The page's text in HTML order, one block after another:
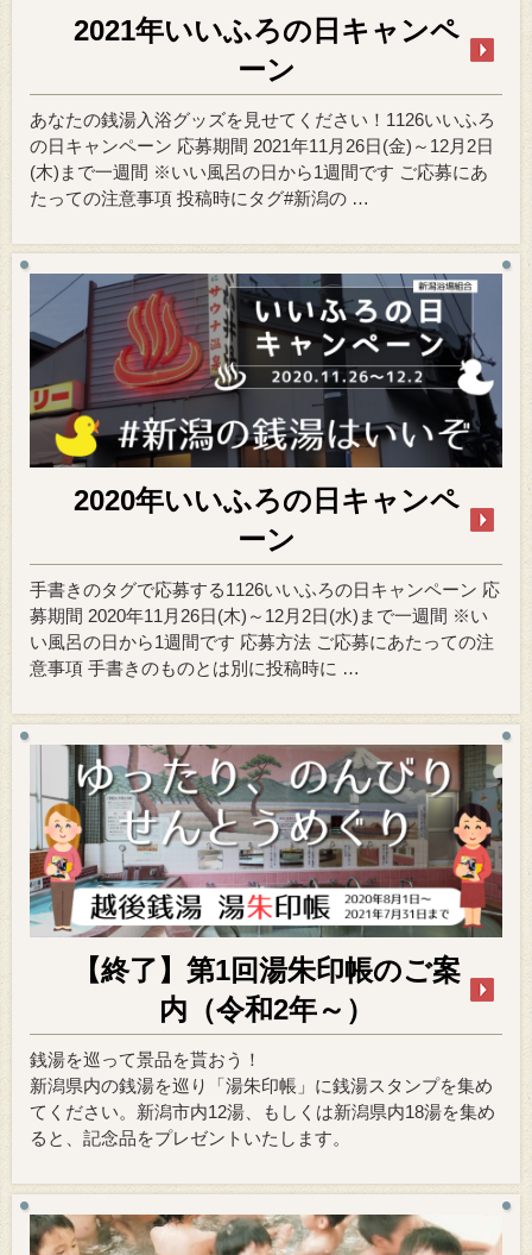
2021年いいふろの日キャンペ
ーン
あなたの銭湯入浴グッズを見せてください！1126いいふろ
の日キャンペーン 応募期間 2021年11月26日(金)～12月2日
(木)まで一週間 ※いい風呂の日から1週間です ご応募にあ
たっての注意事項 投稿時にタグ#新潟の …
2020年いいふろの日キャンペ
ーン
手書きのタグで応募する1126いいふろの日キャンペーン 応
募期間 2020年11月26日(木)～12月2日(水)まで一週間 ※い
い風呂の日から1週間です 応募方法 ご応募にあたっての注
意事項 手書きのものとは別に投稿時に …
【終了】第1回湯朱印帳のご案
内（令和2年～）
銭湯を巡って景品を貰おう！
新潟県内の銭湯を巡り「湯朱印帳」に銭湯スタンプを集め
てください。新潟市内12湯、もしくは新潟県内18湯を集め
ると、記念品をプレゼントいたします。